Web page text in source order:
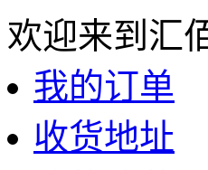
欢迎来到汇
我的订单
收货地址